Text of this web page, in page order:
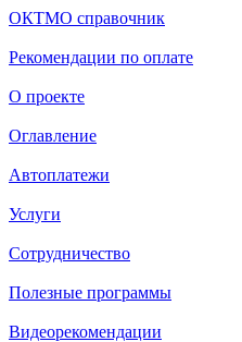
ОКТМО справочник
Рекомендации по оплате
О проекте
Оглавление
Автоплатежи
Услуги
Сотрудничество
Полезные программы
Видеорекомендации